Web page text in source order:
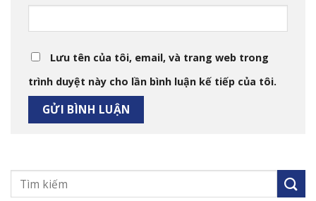
Lưu tên của tôi, email, và trang web trong
trình duyệt này cho lần bình luận kế tiếp của tôi.